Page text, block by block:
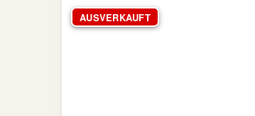
AUSVERKAUFT